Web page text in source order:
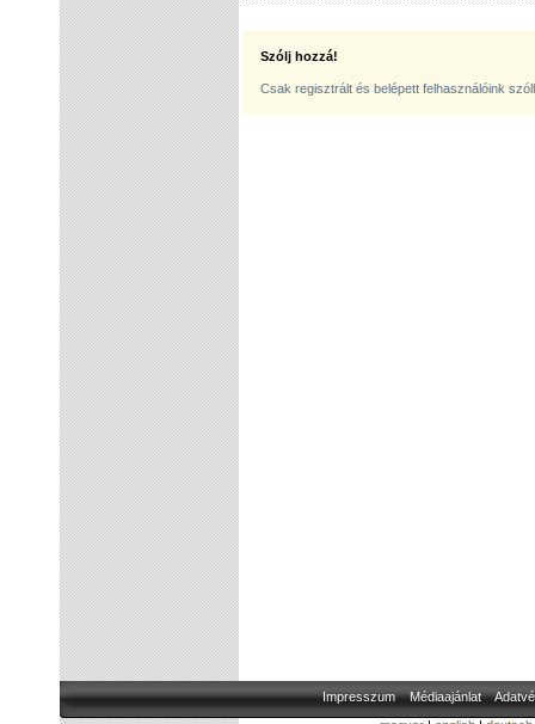
Szólj hozzá!
Csak regisztrált és belépett felhasználóink
Impresszum Médiaajánlat